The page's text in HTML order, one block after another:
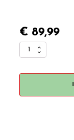
€ 89,99
Designs
Kleinkind"